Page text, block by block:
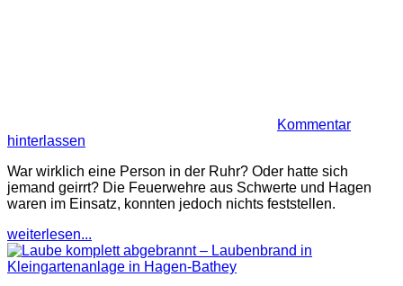
Kommentar
hinterlassen
War wirklich eine Person in der Ruhr? Oder hatte sich
jemand geirrt? Die Feuerwehre aus Schwerte und Hagen
waren im Einsatz, konnten jedoch nichts feststellen.
weiterlesen...